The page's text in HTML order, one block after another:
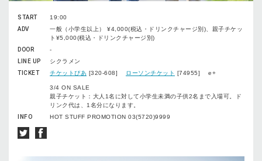
START
19:00
ADV
一般（小学生以上） ¥4,000(税込・ドリンクチャージ別)、親子チケッ
ト¥5,000(税込・ドリンクチャージ別)
DOOR
-
LINE UP
シクラメン
TICKET
チケットぴあ [320-608] ローソンチケット [74955] e+
3/4 ON SALE
親子チケット：大人1名に対して小学生未満の子供2名まで入場可。ド
リンク代は、1名分になります。
INFO
HOT STUFF PROMOTION 03(5720)9999